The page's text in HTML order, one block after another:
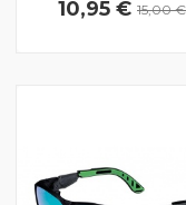
10,95 € 15,00 €